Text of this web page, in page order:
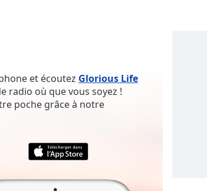
et écoutez Glorious Life
radio où que vous soyez !
poche grâce à notre